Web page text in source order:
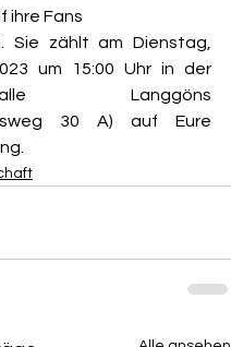
ihre Fans
Sie zählt am Dienstag,
um 15:00 Uhr in der
Halle Langgöns
30 A) auf Eure